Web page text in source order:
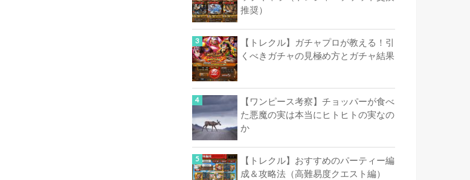
推奨）
【トレクル】ガチャプロが教える！引
くべきガチャの見極め方とガチャ結果
【ワンピース考察】チョッパーが食べ
た悪魔の実は本当にヒトヒトの実なの
か
【トレクル】おすすめのパーティー編
成＆攻略法（高難易度クエスト編）